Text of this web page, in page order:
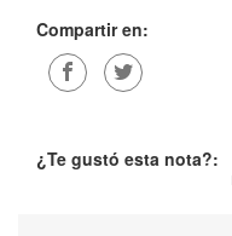
Compartir en:
¿Te gustó esta nota?: